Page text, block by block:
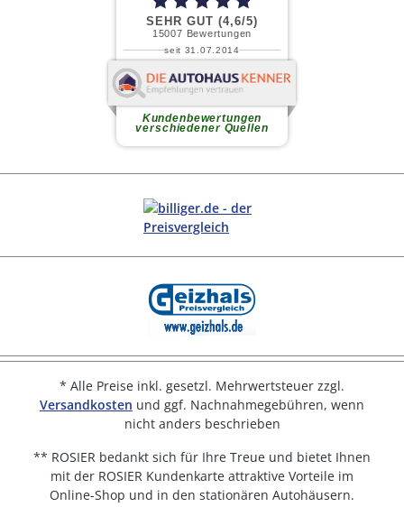
* Alle Preise inkl. gesetzl. Mehrwertsteuer zzgl.
Versandkosten und ggf. Nachnahmegebühren, wenn
nicht anders beschrieben
** ROSIER bedankt sich für Ihre Treue und bietet Ihnen
mit der ROSIER Kundenkarte attraktive Vorteile im
Online-Shop und in den stationären Autohäusern.